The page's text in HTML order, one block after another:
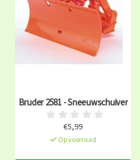
Bruder 2581 - Sneeuwschuiver
€5,99
Op voorraad